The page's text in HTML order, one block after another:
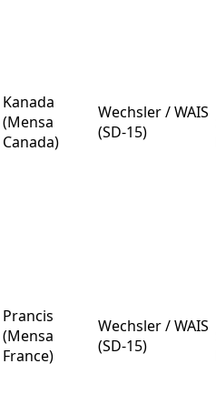
Kanada
(Mensa
Canada)
Wechsler / WAIS
(SD-15)
Prancis
(Mensa
France)
Wechsler / WAIS
(SD-15)